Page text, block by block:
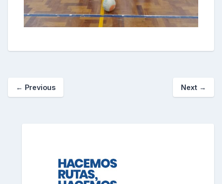
← Previous Next →